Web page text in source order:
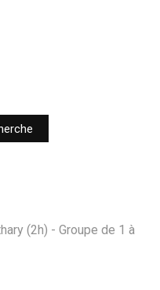
(2h) - Groupe de 1 à